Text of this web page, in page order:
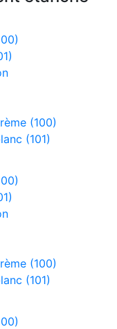
(100)
(101)
(100)
(101)